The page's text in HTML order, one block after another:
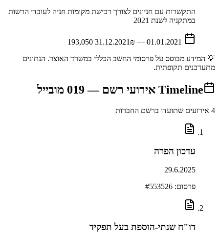
התקשרות עם חניונים לצורך רכישת מקומות חניה לעובדי הרשות
במתקניה לשנת 2021
01.01.2021
—
31.12.2021 ₪ 193,050
💡 המידע מבוסס על פרסומי החשב הכללי במשרד האוצר. הנתונים
מתעדכנים תקופתית.
Timeline אירועי רשם —019 מובייל
4 אירועים שתועדו ברשם החברות
עדכון הפרה
29.6.2025
פרסום: # 553526
דו"ח שנתי-הוספת בעל תפקיד